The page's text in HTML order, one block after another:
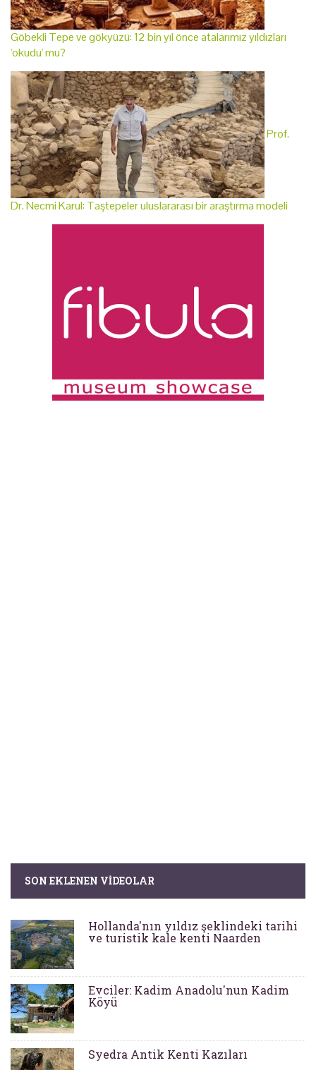
Göbekli Tepe ve gökyüzü: 12 bin yıl önce atalarımız yıldızları
'okudu' mu?
Prof.
Dr. Necmi Karul: Taştepeler uluslararası bir araştırma modeli
SON EKLENEN VIDEOLAR
Hollanda'nın yıldız şeklindeki tarihi
ve turistik kale kenti Naarden
Evciler: Kadim Anadolu'nun Kadim
Köyü
Syedra Antik Kenti Kazıları